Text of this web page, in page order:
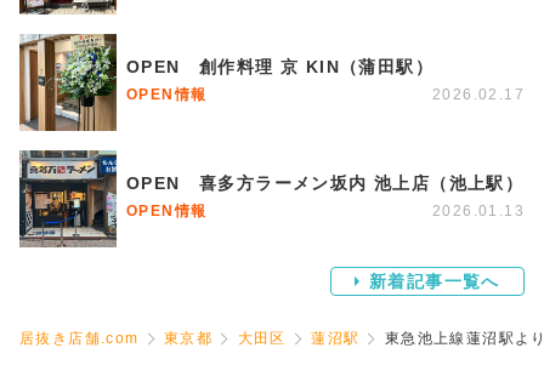
OPEN 創作料理 京 KIN（蒲田駅）
OPEN情報 2026.02.17
OPEN 喜多方ラーメン坂内 池上店（池上駅）
OPEN情報 2026.01.13
新着記事一覧へ
居抜き店舗.com 東京都 大田区 蓮沼駅 東急池上線蓮沼駅よ